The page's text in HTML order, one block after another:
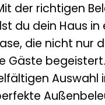
der richtigen
du dein Haus in
die nicht nur
Gäste
Auswahl